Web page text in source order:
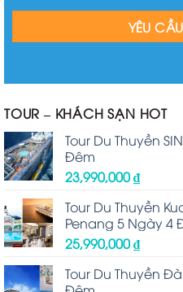
TOUR – KHÁCH SẠN HOT
Tour Du Thuyền
Đêm
23,990,000₫
Tour Du Thuyền
Penang 5 Ngày 4
25,990,000₫
Tour Du Thuyền